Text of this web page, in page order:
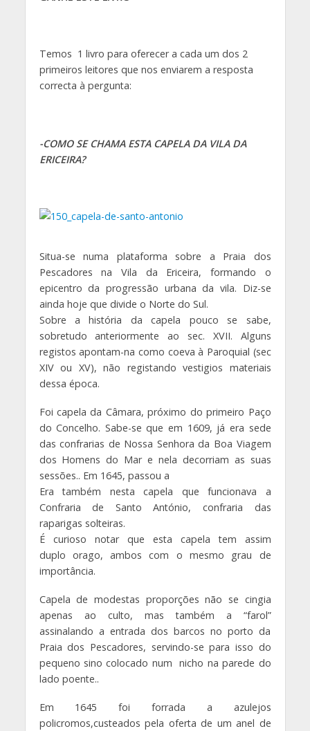
Temos 1 livro para oferecer a cada um dos 2
primeiros leitores que nos enviarem a resposta
correcta à pergunta:
-COMO SE CHAMA ESTA CAPELA DA VILA DA
ERICEIRA?
Situa-se numa plataforma sobre a Praia dos
Pescadores na Vila da Ericeira, formando o
epicentro da progressão urbana da vila. Diz-se
ainda hoje que divide o Norte do Sul.
Sobre a história da capela pouco se sabe,
sobretudo anteriormente ao sec. XVII. Alguns
registos apontam-na como coeva à Paroquial (sec
XIV ou XV), não registando vestigios materiais
dessa época.
Foi capela da Câmara, próximo do primeiro Paço
do Concelho. Sabe-se que em 1609, já era sede
das confrarias de Nossa Senhora da Boa Viagem
dos Homens do Mar e nela decorriam as suas
sessões.. Em 1645, passou a
Era também nesta capela que funcionava a
Confraria de Santo António, confraria das
raparigas solteiras.
É curioso notar que esta capela tem assim
duplo orago, ambos com o mesmo grau de
importância.
Capela de modestas proporções não se cingia
apenas ao culto, mas também a “farol”
assinalando a entrada dos barcos no porto da
Praia dos Pescadores, servindo-se para isso do
pequeno sino colocado num nicho na parede do
lado poente..
Em 1645 foi forrada a azulejos
policromos,custeados pela oferta de um anel de